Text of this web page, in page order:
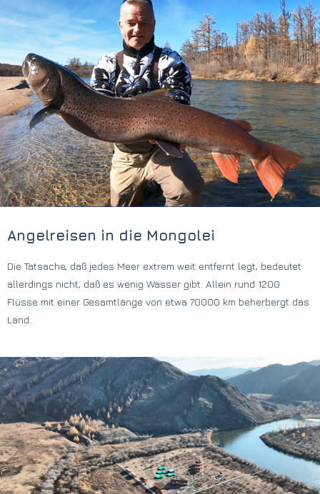
Angelreisen in die Mongolei
Die Tatsache, daß jedes Meer extrem weit entfernt legt, bedeutet
allerdings nicht, daß es wenig Wasser gibt. Allein rund 1200
Flüsse mit einer Gesamtlänge von etwa 70000 km beherbergt das
Land.